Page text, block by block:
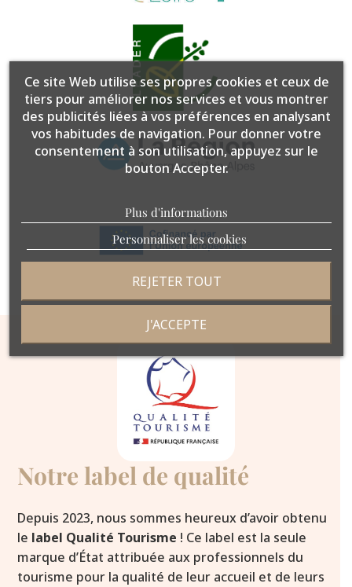
Notre label de qualité
Depuis 2023, nous sommes heureux d’avoir obtenu
le label Qualité Tourisme ! Ce label est la seule
marque d’État attribuée aux professionnels du
tourisme pour la qualité de leur accueil et de leurs
Ce site Web utilise ses propres cookies et ceux de
tiers pour améliorer nos services et vous montrer
des publicités liées à vos préférences en analysant
vos habitudes de navigation. Pour donner votre
consentement à son utilisation, appuyez sur le
bouton Accepter.
Plus d'informations
Personnaliser les cookies
REJETER TOUT
J'ACCEPTE